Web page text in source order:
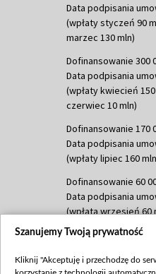
Data podpisania
(wpłaty styczeń 90
marzec 130 mln)
Dofinansowanie 300
Data podpisania
(wpłaty kwiecień
czerwiec 10 mln)
Dofinansowanie 170
Data podpisania
(wpłaty lipiec 160
Dofinansowanie 60
Data podpisania
(wpłata wrzesień 60
Dofinansowanie 635
(wpłata wrzesień
Szanujemy Twoją prywatność
Kliknij "Akceptuję i przechodzę do